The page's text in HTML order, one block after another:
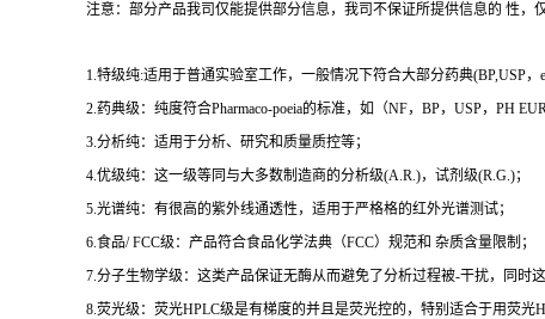
注意：部分产品我司仅能提供部分信息，我司不保证所提供信息的 性，
1.特级纯:适用于普通实验室工作，一般情况下符合大部分药典(BP,USP，
2.药典级：纯度符合Pharmaco-poeia的标准，如（NF，BP，USP，PH
3.分析纯：适用于分析、研究和质量质控等；
4.优级纯：这一级等同与大多数制造商的分析级(A.R.)，试剂级(R.G.)；
5.光谱纯：有很高的紫外线通透性，适用于严格格的红外光谱测试；
6.食品/ FCC级：产品符合食品化学法典（FCC）规范和 杂质含量限制；
7.分子生物学级：这类产品保证无酶从而避免了分析过程被-干扰，同时
8.荧光级：荧光HPLC级是有梯度的并且是荧光控的，特别适合于用荧光